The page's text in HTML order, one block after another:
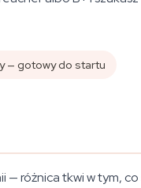
— gotowy do startu
różnica tkwi w tym,